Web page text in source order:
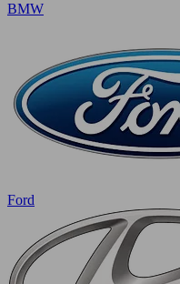
BMW
Ford